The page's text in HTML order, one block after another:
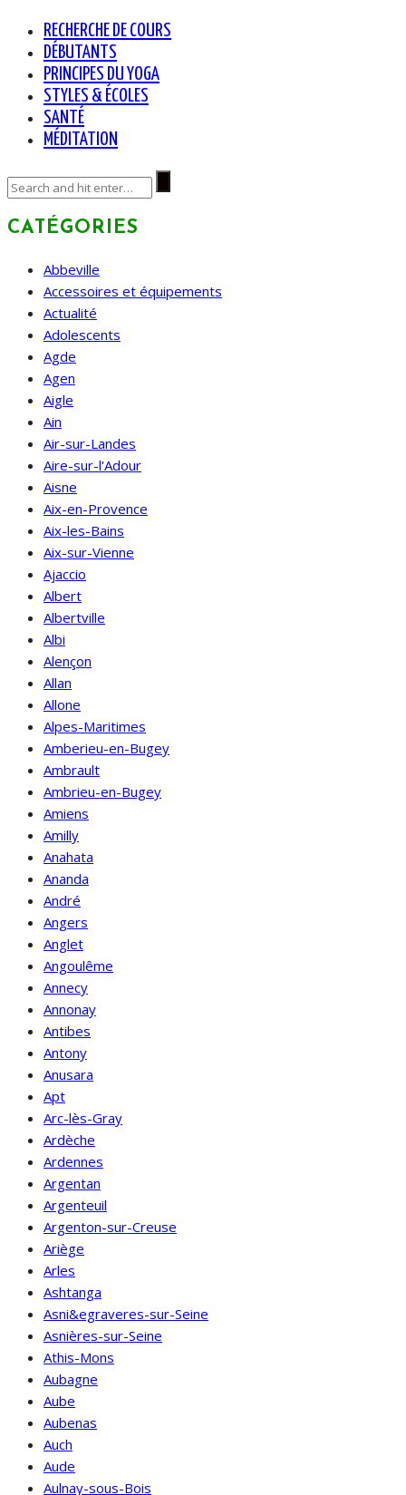
RECHERCHE DE COURS
DÉBUTANTS
PRINCIPES DU YOGA
STYLES & ÉCOLES
SANTÉ
MÉDITATION
CATÉGORIES
Abbeville
Accessoires et équipements
Actualité
Adolescents
Agde
Agen
Aigle
Ain
Air-sur-Landes
Aire-sur-l'Adour
Aisne
Aix-en-Provence
Aix-les-Bains
Aix-sur-Vienne
Ajaccio
Albert
Albertville
Albi
Alençon
Allan
Allone
Alpes-Maritimes
Amberieu-en-Bugey
Ambrault
Ambrieu-en-Bugey
Amiens
Amilly
Anahata
Ananda
André
Angers
Anglet
Angoulême
Annecy
Annonay
Antibes
Antony
Anusara
Apt
Arc-lès-Gray
Ardèche
Ardennes
Argentan
Argenteuil
Argenton-sur-Creuse
Ariège
Arles
Ashtanga
Asni&egraveres-sur-Seine
Asnières-sur-Seine
Athis-Mons
Aubagne
Aube
Aubenas
Auch
Aude
Aulnay-sous-Bois